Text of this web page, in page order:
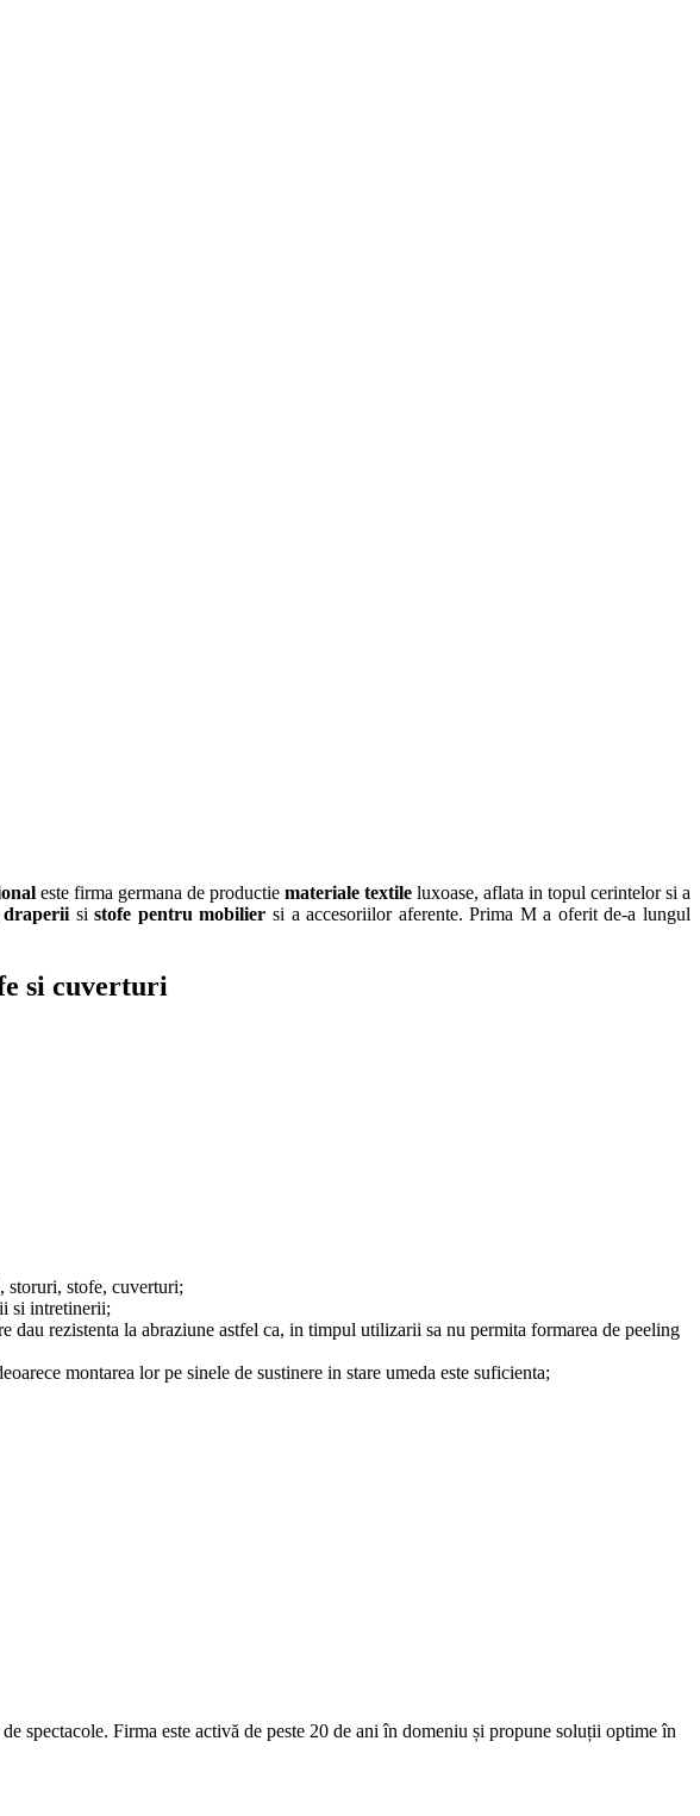
este firma germana de productie materiale textile luxoase, aflata in topul cerintelor si a
draperii sistofe pentru mobilier si a accesoriilor aferente. Prima M a oferit de-a lungul
si cuverturi
storuri, stofe, cuverturi;
si intretinerii;
rezistenta la abraziune astfel ca, in timpul utilizarii sa nu permita formarea de peeling
montarea lor pe sinele de sustinere in stare umeda este suficienta;
spectacole. Firma este activă de peste 20 de ani în domeniu și propune soluții optime în